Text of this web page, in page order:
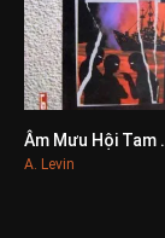
Âm
A. Levin